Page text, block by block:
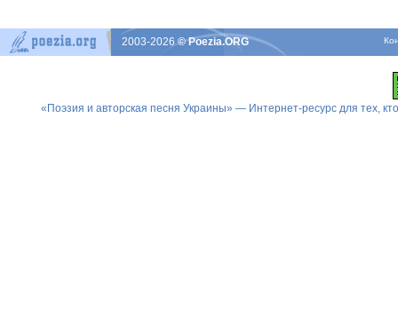
2003-2026© Poezia.ORG
«Поэзия и авторская песня Украины» — Интернет-ресурс для тех,